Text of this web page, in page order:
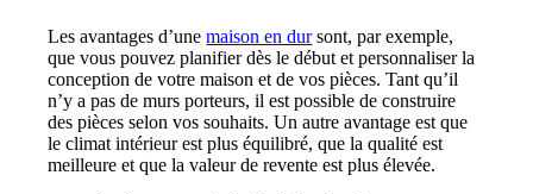
Les avantages d’unemaison en dursont, par exemple,
que vous pouvez planifier dès le début et personnaliser la
conception de votre maison et de vos pièces. Tant qu’il
n’y a pas de murs porteurs, il est possible de construire
des pièces selon vos souhaits. Un autre avantage est que
le climat intérieur est plus équilibré, que la qualité est
meilleure et que la valeur de revente est plus élevée.